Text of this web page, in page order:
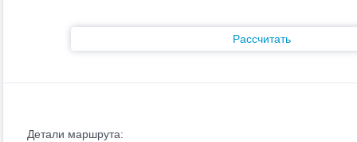
Рассчитать
Детали маршрута: